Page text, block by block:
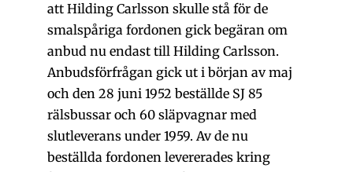
att Hilding Carlsson skulle stå för de
smalspåriga fordonen gick begäran om
anbud nu endast till Hilding Carlsson.
Anbudsförfrågan gick ut i början av maj
och den 28 juni 1952 beställde SJ 85
rälsbussar och 60 släpvagnar med
slutleverans under 1959. Av de nu
beställda fordonen levererades kring